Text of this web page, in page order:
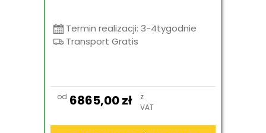
Termin realizacji: 3-4tygodnie
Transport Gratis
od 6865,00zł
z
VAT